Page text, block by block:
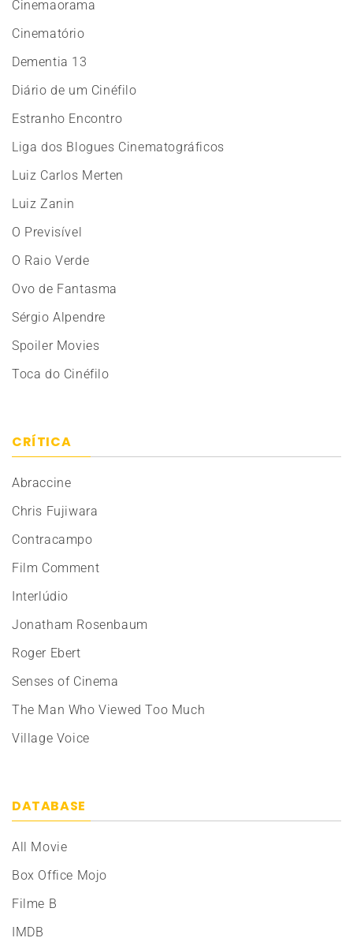
Cinemaorama
Cinematório
Dementia 13
Diário de um Cinéfilo
Estranho Encontro
Liga dos Blogues Cinematográficos
Luiz Carlos Merten
Luiz Zanin
O Previsível
O Raio Verde
Ovo de Fantasma
Sérgio Alpendre
Spoiler Movies
Toca do Cinéfilo
CRÍTICA
Abraccine
Chris Fujiwara
Contracampo
Film Comment
Interlúdio
Jonatham Rosenbaum
Roger Ebert
Senses of Cinema
The Man Who Viewed Too Much
Village Voice
DATABASE
All Movie
Box Office Mojo
Filme B
IMDB